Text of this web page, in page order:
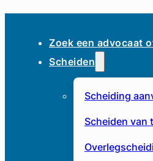
Zoek een advocaat
Scheiden
Scheiding
Scheiden van